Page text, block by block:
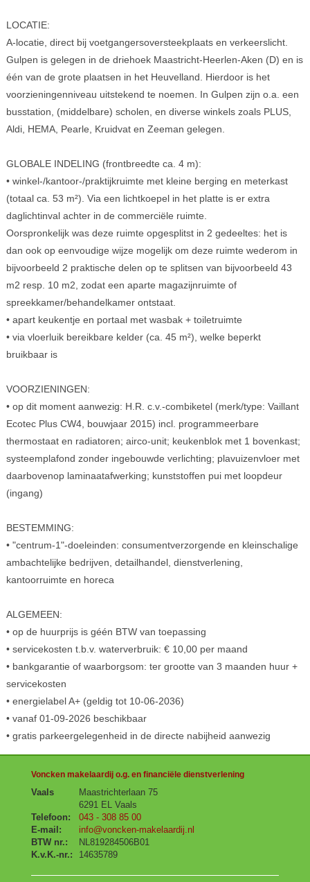
LOCATIE:
A-locatie, direct bij voetgangersoversteekplaats en verkeerslicht.
Gulpen is gelegen in de driehoek Maastricht-Heerlen-Aken (D) en is
één van de grote plaatsen in het Heuvelland. Hierdoor is het
voorzieningenniveau uitstekend te noemen. In Gulpen zijn o.a. een
busstation, (middelbare) scholen, en diverse winkels zoals PLUS,
Aldi, HEMA, Pearle, Kruidvat en Zeeman gelegen.
GLOBALE INDELING (frontbreedte ca. 4 m):
• winkel-/kantoor-/praktijkruimte met kleine berging en meterkast
(totaal ca. 53 m²). Via een lichtkoepel in het platte is er extra
daglichtinval achter in de commerciële ruimte.
Oorspronkelijk was deze ruimte opgesplitst in 2 gedeeltes: het is
dan ook op eenvoudige wijze mogelijk om deze ruimte wederom in
bijvoorbeeld 2 praktische delen op te splitsen van bijvoorbeeld 43
m2 resp. 10 m2, zodat een aparte magazijnruimte of
spreekkamer/behandelkamer ontstaat.
• apart keukentje en portaal met wasbak + toiletruimte
• via vloerluik bereikbare kelder (ca. 45 m²), welke beperkt
bruikbaar is
VOORZIENINGEN:
• op dit moment aanwezig: H.R. c.v.-combiketel (merk/type: Vaillant
Ecotec Plus CW4, bouwjaar 2015) incl. programmeerbare
thermostaat en radiatoren; airco-unit; keukenblok met 1 bovenkast;
systeemplafond zonder ingebouwde verlichting; plavuizenvloer met
daarbovenop laminaatafwerking; kunststoffen pui met loopdeur
(ingang)
BESTEMMING:
• "centrum-1"-doeleinden: consumentverzorgende en kleinschalige
ambachtelijke bedrijven, detailhandel, dienstverlening,
kantoorruimte en horeca
ALGEMEEN:
• op de huurprijs is géén BTW van toepassing
• servicekosten t.b.v. waterverbruik: € 10,00 per maand
• bankgarantie of waarborgsom: ter grootte van 3 maanden huur +
servicekosten
• energielabel A+ (geldig tot 10-06-2036)
• vanaf 01-09-2026 beschikbaar
• gratis parkeergelegenheid in de directe nabijheid aanwezig
Voncken makelaardij o.g. en financiële dienstverlening
Vaals
Maastrichterlaan 75
6291 EL Vaals
Telefoon: 043 - 308 85 00
E-mail:
info@voncken-makelaardij.nl
BTW nr.:
NL819284506B01
K.v.K.-nr.:
14635789